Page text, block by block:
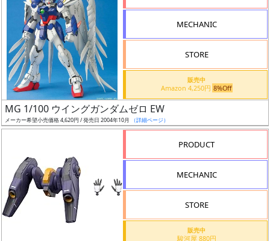
ス
ト
レ
ー
タ
ー
付
属
品
MECHANIC
STORE
販売中
Amazon 4,250円 8%Off
MG 1/100 ウイングガンダムゼロ EW
メーカー希望小売価格 4,620円 / 発売日 2004年10月 （詳細ページ）
PRODUCT
MECHANIC
STORE
販売中
駿河屋 880円